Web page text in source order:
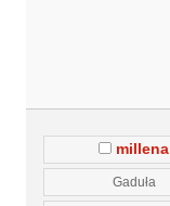
millena
Gaduła